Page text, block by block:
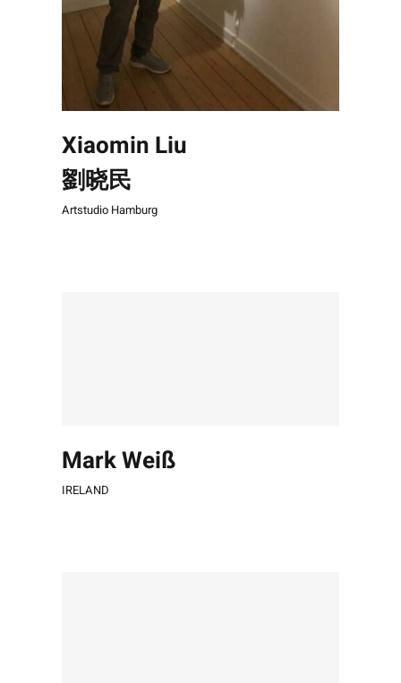
Xiaomin Liu
劉晓民
Artstudio Hamburg
Mark Weiß
IRELAND